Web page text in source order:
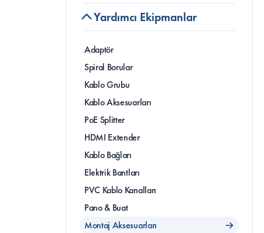
Yardımcı Ekipmanlar
Adaptör
Spiral Borular
Kablo Grubu
Kablo Aksesuarları
PoE Splitter
HDMI Extender
Kablo Bağları
Elektrik Bantları
PVC Kablo Kanalları
Pano & Buat
Montaj Aksesuarları